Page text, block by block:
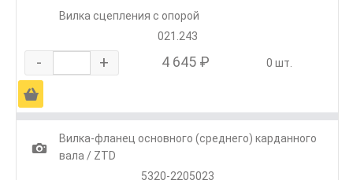
Вилка сцепления с опорой
021.243
- + 4 645 ₽ 0 шт.
Ä
1
Вилка-фланец основного (среднего) карданного
вала / ZTD
5320-2205023